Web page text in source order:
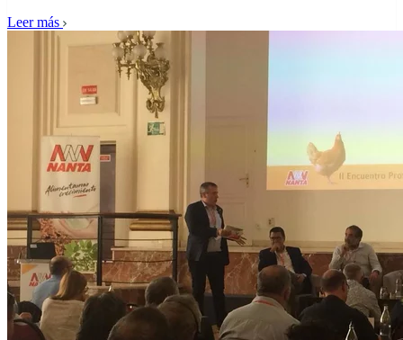
Leer más